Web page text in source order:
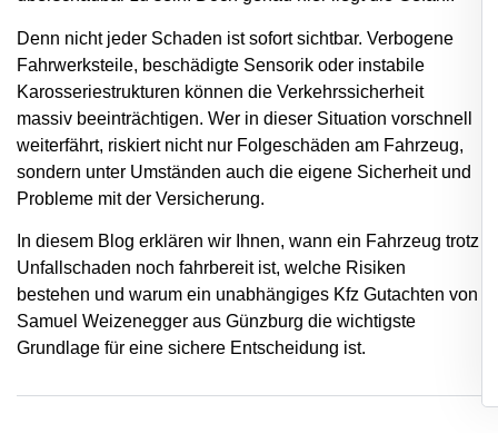
Denn nicht jeder Schaden ist sofort sichtbar. Verbogene
Fahrwerksteile, beschädigte Sensorik oder instabile
Karosseriestrukturen können die Verkehrssicherheit
massiv beeinträchtigen. Wer in dieser Situation vorschnell
weiterfährt, riskiert nicht nur Folgeschäden am Fahrzeug,
sondern unter Umständen auch die eigene Sicherheit und
Probleme mit der Versicherung.
In diesem Blog erklären wir Ihnen, wann ein Fahrzeug trotz
Unfallschaden noch fahrbereit ist, welche Risiken
bestehen und warum ein unabhängiges Kfz Gutachten von
Samuel Weizenegger aus Günzburg die wichtigste
Grundlage für eine sichere Entscheidung ist.